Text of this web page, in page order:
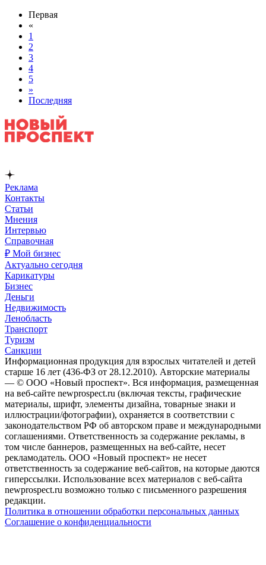
Первая
«
1
2
3
4
5
»
Последняя
Реклама
Контакты
Статьи
Мнения
Интервью
Справочная
₽ Мой бизнес
Актуально сегодня
Карикатуры
Бизнес
Деньги
Недвижимость
Ленобласть
Транспорт
Туризм
Санкции
Информационная продукция для взрослых читателей и детей
старше 16 лет (436-ФЗ от 28.12.2010). Авторские материалы
— © ООО «Новый проспект». Вся информация, размещенная
на веб-сайте newprospect.ru (включая тексты, графические
материалы, шрифт, элементы дизайна, товарные знаки и
иллюстрации/фотографии), охраняется в соответствии с
законодательством РФ об авторском праве и международными
соглашениями. Ответственность за содержание рекламы, в
том числе баннеров, размещенных на веб-сайте, несет
рекламодатель. ООО «Новый проспект» не несет
ответственность за содержание веб-сайтов, на которые даются
гиперссылки. Использование всех материалов с веб-сайта
newprospect.ru возможно только с письменного разрешения
редакции.
Политика в отношении обработки персональных данных
Соглашение о конфиденциальности